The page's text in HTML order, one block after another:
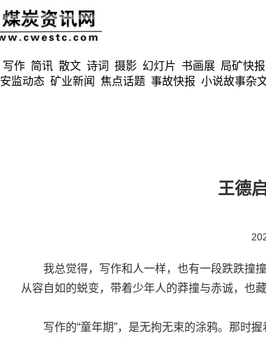
写作 简讯 散文 诗词 摄影 幻灯片 书画展 局矿快报
安监动态 矿业新闻 焦点话题 事故快报 小说故事杂
王德
我总觉得，写作和人一样，也有一段跌跌撞撞
从容自如的蜕变，带着少年人的莽撞与赤诚，也
写作的“童年期”，是无拘无束的涂鸦。那时握